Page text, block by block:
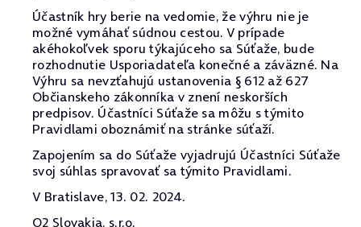
Účastník hry berie na vedomie, že výhru nie je
možné vymáhať súdnou cestou. V prípade
akéhokoľvek sporu týkajúceho sa Súťaže, bude
rozhodnutie Usporiadateľa konečné a záväzné. Na
Výhru sa nevzťahujú ustanovenia § 612 až 627
Občianskeho zákonníka v znení neskorších
predpisov. Účastníci Súťaže sa môžu s týmito
Pravidlami oboznámiť na stránke súťaží.
Zapojením sa do Súťaže vyjadrujú Účastníci Súťaže
svoj súhlas spravovať sa týmito Pravidlami.
V Bratislave, 13. 02. 2024.
O2 Slovakia, s.r.o.